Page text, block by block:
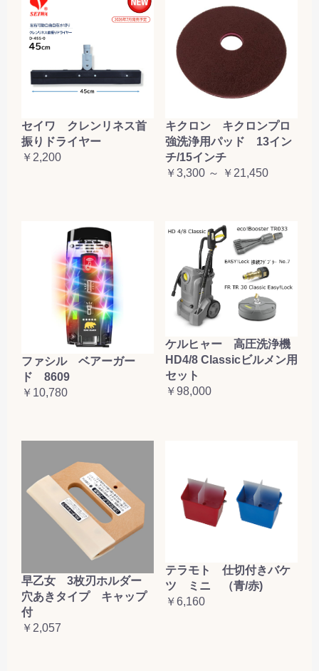
セイワ クレンリネス首
振りドライヤー
￥2,200
キクロン キクロンプロ
強洗浄用パッド 13イン
チ/15インチ
￥3,300 ～ ￥21,450
ファシル ベアーガー
ド 8609
￥10,780
ケルヒャー 高圧洗浄機
HD4/8 Classicビルメン用
セット
￥98,000
早乙女 3枚刃ホルダー
穴あきタイプ キャップ
付
￥2,057
テラモト 仕切付きバケ
ツ ミニ （青/赤)
￥6,160